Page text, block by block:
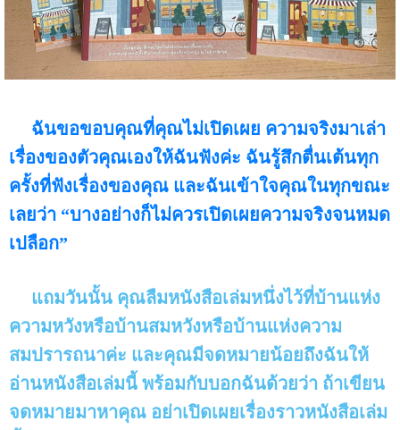
ฉันขอขอบคุณที่คุณไม่เปิดเผย ความจริงมาเล่า
เรื่องของตัวคุณเองให้ฉันฟังค่ะ ฉันรู้สึกตื่นเต้นทุก
ครั้งที่ฟังเรื่องของคุณ และฉันเข้าใจคุณในทุกขณะ
เลยว่า “บางอย่างก็ไม่ควรเปิดเผยความจริงจนหมด
เปลือก”
แถมวันนั้น คุณลืมหนังสือเล่มหนึ่งไว้ที่บ้านแห่ง
ความหวังหรือบ้านสมหวังหรือบ้านแห่งความ
สมปรารถนาค่ะ และคุณมีจดหมายน้อยถึงฉันให้
อ่านหนังสือเล่มนี้ พร้อมกับบอกฉันด้วยว่า ถ้าเขียน
จดหมายมาหาคุณ อย่าเปิดเผยเรื่องราวหนังสือเล่ม